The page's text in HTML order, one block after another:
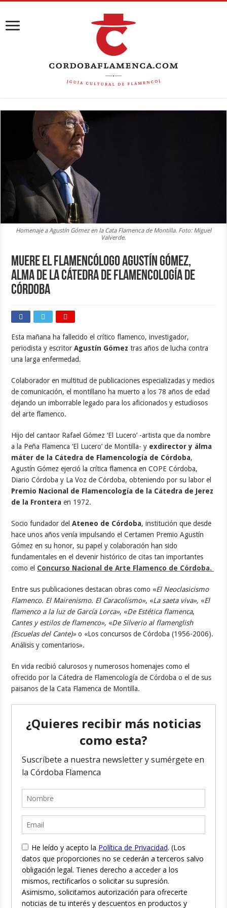
Homenaje a Agustín Gómez en la Cata Flamenca de Montilla. Foto: Miguel
Valverde.
Muere el flamencólogo Agustín Gómez,
alma de la Cátedra de Flamencología de
Córdoba
Esta mañana ha fallecido el crítico flamenco, investigador,
periodista y escritor Agustín Gómez tras años de lucha contra
una larga enfermedad.
Colaborador en multitud de publicaciones especializadas y medios
de comunicación, el montillano ha muerto a los 78 años de edad
dejando un imborrable legado para los aficionados y estudiosos
del arte flamenco.
Hijo del cantaor Rafael Gómez ‘El Lucero’ -artista que da nombre
a la Peña Flamenca ‘El Lucero’ de Montilla- y exdirector y álma
máter de la Cátedra de Flamencología de Córdoba,
Agustín Gómez ejerció la crítica flamenca en COPE Córdoba,
Diario Córdoba y La Voz de Córdoba, obteniendo por su labor el
Premio Nacional de Flamencología de la Cátedra de Jerez
de la Frontera en 1972.
Socio fundador delAteneo de Córdoba, institución que desde
hace unos años venía impulsando el Certamen Premio Agustín
Gómez en su honor, su papel y colaboración han sido
fundamentales en el devenir histórico de citas tan importantes
como el Concurso Nacional de Arte Flamenco de Córdoba.
Entre sus publicaciones destacan obras como «El Neoclasicismo
Flamenco. El Mairenismo. El Caracolismo», «La saeta viva», «El
flamenco a la luz de García Lorca», «De Estética flamenca,
Cantes y estilos de flamenco», «De Silverio al flamenglish
(Escuelas del Cante)» o «Los concursos de Córdoba (1956-2006).
Análisis y comentarios».
En vida recibió calurosos y numerosos homenajes como el
ofrecido por la Cátedra de Flamencología de Córdoba o el de sus
paisanos de la Cata Flamenca de Montilla.